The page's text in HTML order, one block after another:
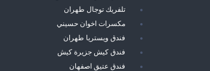
تلفريك توجال طهران
مكسرات اخوان حسيني
فندق ويستريا طهران
فندق كيش جزيرة كيش
فندق عتيق اصفهان